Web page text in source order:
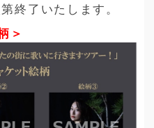
終了いたします。
＞